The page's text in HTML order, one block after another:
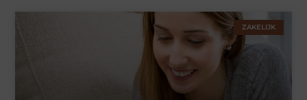
ZAKELIJK